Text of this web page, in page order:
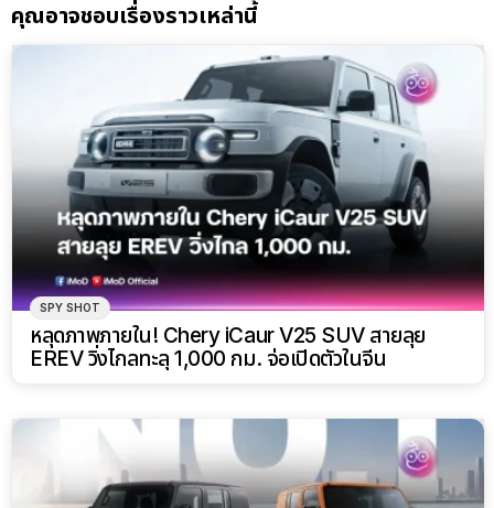
คุณอาจชอบเรื่องราวเหล่านี้
SPY SHOT
หลุดภาพภายใน! Chery iCaur V25 SUV สายลุย
EREV วิ่งไกลทะลุ 1,000 กม. จ่อเปิดตัวในจีน